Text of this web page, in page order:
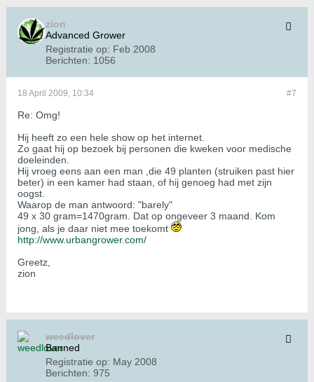
zion
Advanced Grower
Registratie op: Feb 2008
Berichten: 1056
#7
18 April 2009, 10:34
Re: Omg!
Hij heeft zo een hele show op het internet.
Zo gaat hij op bezoek bij personen die kweken voor medische
doeleinden.
Hij vroeg eens aan een man ,die 49 planten (struiken past hier
beter) in een kamer had staan, of hij genoeg had met zijn
oogst.
Waarop de man antwoord: "barely"
49 x 30 gram=1470gram. Dat op ongeveer 3 maand. Kom
jong, als je daar niet mee toekomt
http://www.urbangrower.com/
Greetz,
zion
weedlover
Banned
Registratie op: May 2008
Berichten: 975